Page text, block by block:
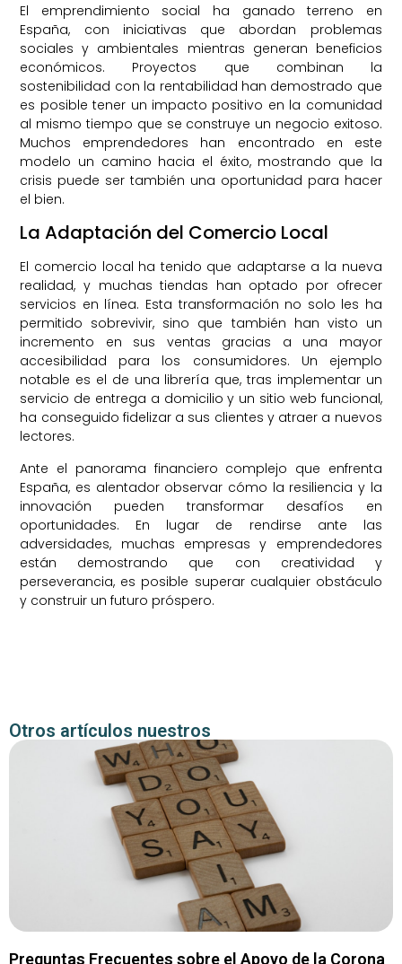
El emprendimiento social ha ganado terreno en
España, con iniciativas que abordan problemas
sociales y ambientales mientras generan beneficios
económicos. Proyectos que combinan la
sostenibilidad con la rentabilidad han demostrado que
es posible tener un impacto positivo en la comunidad
al mismo tiempo que se construye un negocio exitoso.
Muchos emprendedores han encontrado en este
modelo un camino hacia el éxito, mostrando que la
crisis puede ser también una oportunidad para hacer
el bien.
La Adaptación del Comercio Local
El comercio local ha tenido que adaptarse a la nueva
realidad, y muchas tiendas han optado por ofrecer
servicios en línea. Esta transformación no solo les ha
permitido sobrevivir, sino que también han visto un
incremento en sus ventas gracias a una mayor
accesibilidad para los consumidores. Un ejemplo
notable es el de una librería que, tras implementar un
servicio de entrega a domicilio y un sitio web funcional,
ha conseguido fidelizar a sus clientes y atraer a nuevos
lectores.
Ante el panorama financiero complejo que enfrenta
España, es alentador observar cómo la resiliencia y la
innovación pueden transformar desafíos en
oportunidades. En lugar de rendirse ante las
adversidades, muchas empresas y emprendedores
están demostrando que con creatividad y
perseverancia, es posible superar cualquier obstáculo
y construir un futuro próspero.
Otros artículos nuestros
Preguntas Frecuentes sobre el Apoyo de la Corona